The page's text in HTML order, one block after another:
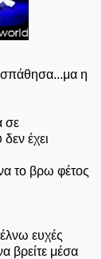
η
σε
έχει
το βρω φέτος
ευχές
βρείτε μέσα